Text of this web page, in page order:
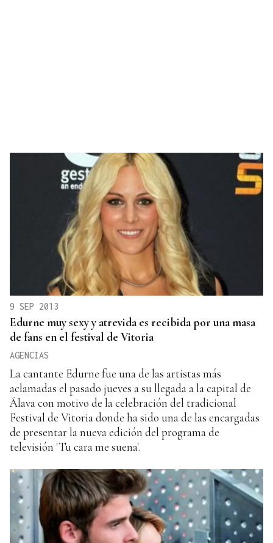
9 SEP 2013
Edurne muy sexy y atrevida es recibida por una masa
de fans en el festival de Vitoria
AGENCIAS
La cantante Edurne fue una de las artistas más
aclamadas el pasado jueves a su llegada a la capital de
Álava con motivo de la celebración del tradicional
Festival de Vitoria donde ha sido una de las encargadas
de presentar la nueva edición del programa de
televisión 'Tu cara me suena'.